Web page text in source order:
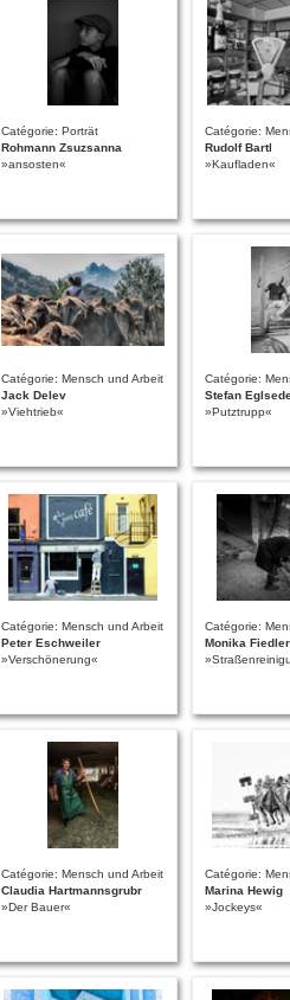
Catégorie: Porträt
Rohmann Zsuzsanna
»ansosten«
Catégorie:
Rudolf Bartl
»Kaufladen«
Catégorie: Mensch und Arbeit
Jack Delev
»Viehtrieb«
Catégorie:
Stefan
»Putztrupp«
Catégorie: Mensch und Arbeit
Peter Eschweiler
»Verschönerung«
Catégorie:
Monika Fiedler
Catégorie: Mensch und Arbeit
Claudia Hartmannsgrubr
»Der Bauer«
Catégorie:
Marina Hewig
»Jockeys«